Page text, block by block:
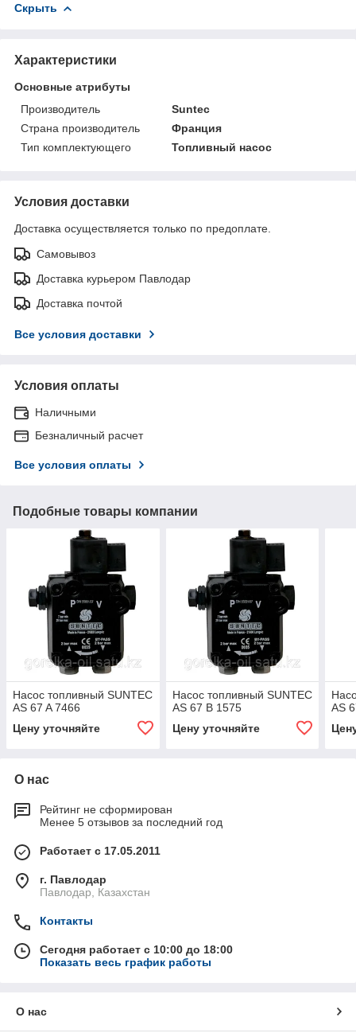
Скрыть
Характеристики
Основные атрибуты
Производитель
Suntec
Страна производитель
Франция
Тип комплектующего
Топливный насос
Условия доставки
Доставка осуществляется только по предоплате.
Самовывоз
Доставка курьером Павлодар
Доставка почтой
Все условия доставки
Условия оплаты
Наличными
Безналичный расчет
Все условия оплаты
Подобные товары компании
Насос топливный SUNTEC
AS 67 A 7466
Цену уточняйте
Насос топливный SUNTEC
AS 67 B 1575
Цену уточняйте
AS
О нас
Рейтинг не сформирован
Менее 5 отзывов за последний год
Работает с 17.05.2011
г. Павлодар
Павлодар, Казахстан
Контакты
Сегодня работает с 10:00 до 18:00
Показать весь график работы
О нас